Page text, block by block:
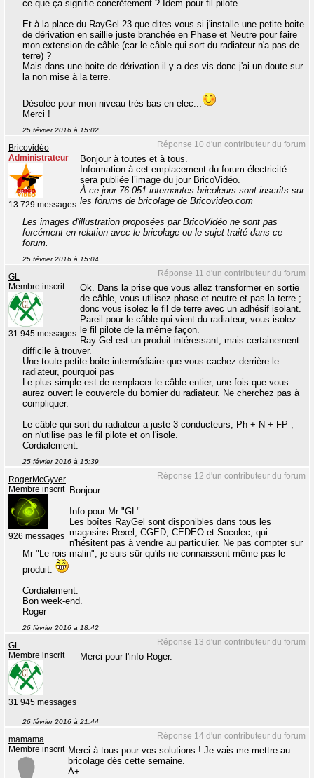
ce que ça signifie concrètement ? Idem pour fil pilote...
Et à la place du RayGel 23 que dites-vous si j'installe une petite boite
de dérivation en saillie juste branchée en Phase et Neutre pour faire
mon extension de câble (car le câble qui sort du radiateur n'a pas de
terre) ?
Mais dans une boite de dérivation il y a des vis donc j'ai un doute sur
la non mise à la terre.
Désolée pour mon niveau très bas en elec...
Merci !
25 février 2016 à 15:02
Réponse 10 d'un contributeur du forum
Bricovidéo
Administrateur
13 729 messages
Bonjour à toutes et à tous.
Information à cet emplacement du forum électricité
sera publiée l’image du jour BricoVidéo.
À ce jour 76 051 internautes bricoleurs sont inscrits sur
les forums de bricolage de Bricovideo.com
Les images d'illustration proposées par BricoVidéo ne sont pas
forcément en relation avec le bricolage ou le sujet traité dans ce
forum.
25 février 2016 à 15:04
Réponse 11 d'un contributeur du forum
GL
Membre inscrit
31 945 messages
Ok. Dans la prise que vous allez transformer en sortie
de câble, vous utilisez phase et neutre et pas la terre ;
donc vous isolez le fil de terre avec un adhésif isolant.
Pareil pour le câble qui vient du radiateur, vous isolez
le fil pilote de la même façon.
Ray Gel est un produit intéressant, mais certainement
difficile à trouver.
Une toute petite boite intermédiaire que vous cachez derrière le
radiateur, pourquoi pas
Le plus simple est de remplacer le câble entier, une fois que vous
aurez ouvert le couvercle du bornier du radiateur. Ne cherchez pas à
compliquer.
Le câble qui sort du radiateur a juste 3 conducteurs, Ph + N + FP ;
on n'utilise pas le fil pilote et on l'isole.
Cordialement.
25 février 2016 à 15:39
Réponse 12 d'un contributeur du forum
RogerMcGyver
Membre inscrit
926 messages
Bonjour
Info pour Mr "GL"
Les boîtes RayGel sont disponibles dans tous les
magasins Rexel, CGED, CEDEO et Socolec, qui
n'hésitent pas à vendre au particulier. Ne pas compter sur
Mr "Le rois malin", je suis sûr qu'ils ne connaissent même pas le
produit.
Cordialement.
Bon week-end.
Roger
26 février 2016 à 18:42
Réponse 13 d'un contributeur du forum
GL
Membre inscrit
31 945 messages
Merci pour l'info Roger.
26 février 2016 à 21:44
Réponse 14 d'un contributeur du forum
mamama
Membre inscrit Merci à tous pour vos solutions ! Je vais me mettre au
bricolage dès cette semaine.
A+